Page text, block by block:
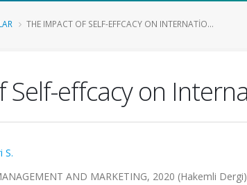
THE IMPACT OF SELF-EFFCACY ON INTERNATIO...
Self-effcacy on
S.
AND MARKETING, 2020 (Hakemli Dergi)